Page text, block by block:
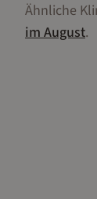
Ähnliche
imAugust.